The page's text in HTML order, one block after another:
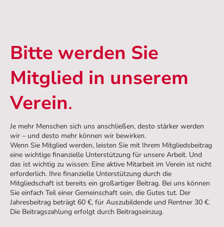
Bitte werden Sie
Mitglied in unserem
Verein.
Je mehr Menschen sich uns anschließen, desto stärker werden
wir – und desto mehr können wir bewirken.
Wenn Sie Mitglied werden, leisten Sie mit Ihrem Mitgliedsbeitrag
eine wichtige finanzielle Unterstützung für unsere Arbeit. Und
das ist wichtig zu wissen: Eine aktive Mitarbeit im Verein ist nicht
erforderlich. Ihre finanzielle Unterstützung durch die
Mitgliedschaft ist bereits ein großartiger Beitrag. Bei uns können
Sie einfach Teil einer Gemeinschaft sein, die Gutes tut. Der
Jahresbeitrag beträgt 60 €, für Auszubildende und Rentner 30 €.
Die Beitragszahlung erfolgt durch Beitragseinzug.